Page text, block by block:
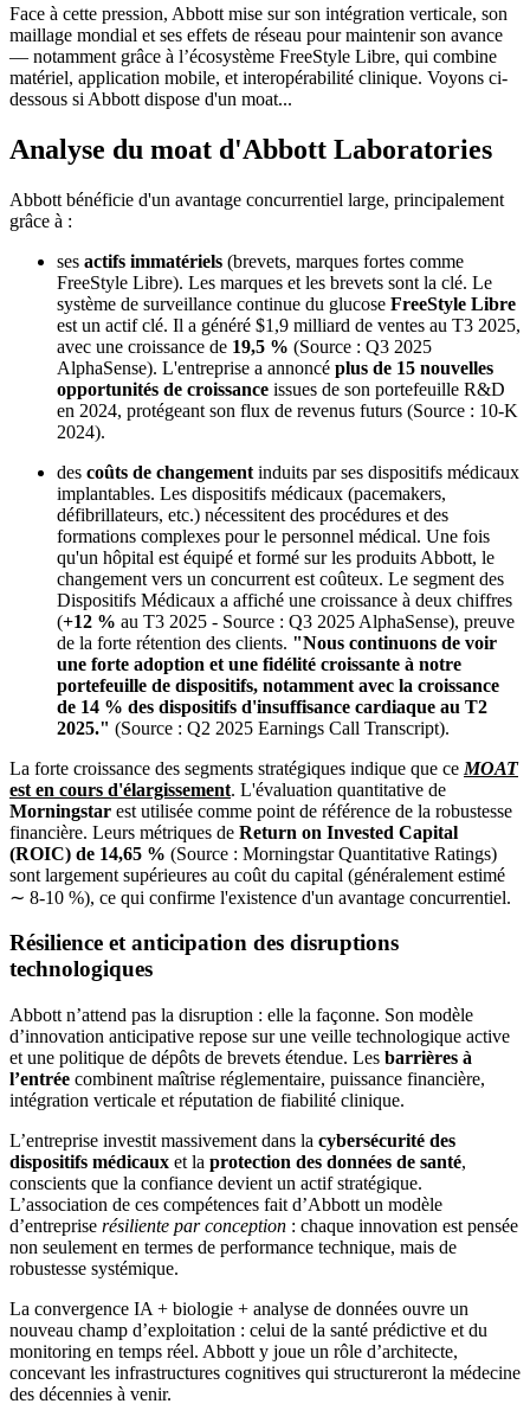
Face à cette pression, Abbott mise sur son intégration verticale, son
maillage mondial et ses effets de réseau pour maintenir son avance
— notamment grâce à l’écosystème FreeStyle Libre, qui combine
matériel, application mobile, et interopérabilité clinique. Voyons ci-
dessous si Abbott dispose d'un moat...
Analyse du moat d'Abbott Laboratories
Abbott bénéficie d'un avantage concurrentiel large, principalement
grâce à :
ses actifs immatériels (brevets, marques fortes comme
FreeStyle Libre). Les marques et les brevets sont la clé. Le
système de surveillance continue du glucose FreeStyle Libre
est un actif clé. Il a généré $1,9 milliard de ventes au T3 2025,
avec une croissance de 19,5 % (Source : Q3 2025
AlphaSense). L'entreprise a annoncé plus de 15 nouvelles
opportunités de croissance issues de son portefeuille R&D
en 2024, protégeant son flux de revenus futurs (Source : 10-K
2024).
des coûts de changement induits par ses dispositifs médicaux
implantables. Les dispositifs médicaux (pacemakers,
défibrillateurs, etc.) nécessitent des procédures et des
formations complexes pour le personnel médical. Une fois
qu'un hôpital est équipé et formé sur les produits Abbott, le
changement vers un concurrent est coûteux. Le segment des
Dispositifs Médicaux a affiché une croissance à deux chiffres
(+12 % au T3 2025 - Source : Q3 2025 AlphaSense), preuve
de la forte rétention des clients. "Nous continuons de voir
une forte adoption et une fidélité croissante à notre
portefeuille de dispositifs, notamment avec la croissance
de 14 % des dispositifs d'insuffisance cardiaque au T2
2025." (Source : Q2 2025 Earnings Call Transcript).
La forte croissance des segments stratégiques indique que ce MOAT
est en cours d'élargissement. L'évaluation quantitative de
Morningstar est utilisée comme point de référence de la robustesse
financière. Leurs métriques de Return on Invested Capital
(ROIC) de 14,65 % (Source : Morningstar Quantitative Ratings)
sont largement supérieures au coût du capital (généralement estimé
∼ 8-10 %), ce qui confirme l'existence d'un avantage concurrentiel.
Résilience et anticipation des disruptions
technologiques
Abbott n’attend pas la disruption : elle la façonne. Son modèle
d’innovation anticipative repose sur une veille technologique active
et une politique de dépôts de brevets étendue. Les barrières à
l’entrée combinent maîtrise réglementaire, puissance financière,
intégration verticale et réputation de fiabilité clinique.
L’entreprise investit massivement dans la cybersécurité des
dispositifs médicaux et la protection des données de santé,
conscients que la confiance devient un actif stratégique.
L’association de ces compétences fait d’Abbott un modèle
d’entreprise résiliente par conception : chaque innovation est pensée
non seulement en termes de performance technique, mais de
robustesse systémique.
La convergence IA + biologie + analyse de données ouvre un
nouveau champ d’exploitation : celui de la santé prédictive et du
monitoring en temps réel. Abbott y joue un rôle d’architecte,
concevant les infrastructures cognitives qui structureront la médecine
des décennies à venir.